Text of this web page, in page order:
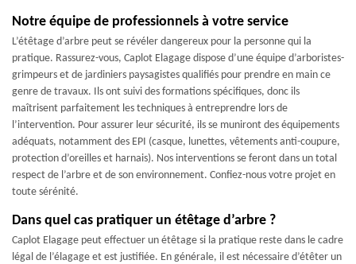
Notre équipe de professionnels à votre service
L’étêtage d’arbre peut se révéler dangereux pour la personne qui la
pratique. Rassurez-vous, Caplot Elagage dispose d’une équipe d’arboristes-
grimpeurs et de jardiniers paysagistes qualifiés pour prendre en main ce
genre de travaux. Ils ont suivi des formations spécifiques, donc ils
maîtrisent parfaitement les techniques à entreprendre lors de
l’intervention. Pour assurer leur sécurité, ils se muniront des équipements
adéquats, notamment des EPI (casque, lunettes, vêtements anti-coupure,
protection d’oreilles et harnais). Nos interventions se feront dans un total
respect de l’arbre et de son environnement. Confiez-nous votre projet en
toute sérénité.
Dans quel cas pratiquer un étêtage d’arbre ?
Caplot Elagage peut effectuer un étêtage si la pratique reste dans le cadre
légal de l’élagage et est justifiée. En générale, il est nécessaire d’étêter un